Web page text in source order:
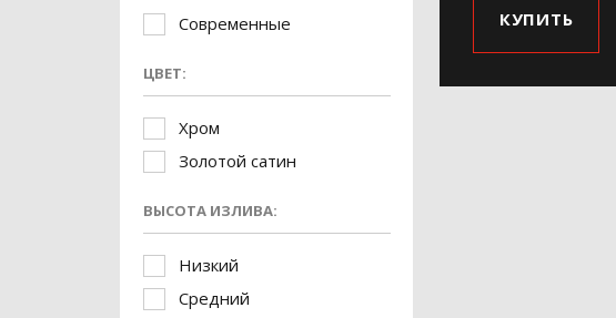
Современные
ЦВЕТ:
Хром
Золотой сатин
ВЫСОТА ИЗЛИВА:
Низкий
Средний
КУПИТЬ